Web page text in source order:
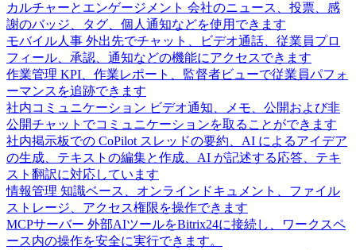
カルチャーとエンゲージメント 会社のニュース、投票、感
謝のバッジ、タグ、個人通知などを使用できます
モバイル人事 外出先でチャット、ビデオ通話、従業員プロ
フィール、承認、通知などの機能にアクセスできます
作業管理 KPI、作業レポート、監督者ビューで従業員パフォ
ーマンスを追跡できます
社内コミュニケーション ビデオ通知、メモ、公開および非
公開チャットでコミュニケーションを取ることができます
社内掲示板での CoPilot スレッドの要約、AI によるアイデア
の生成、テキストの編集と作成、AI が記述する応答、テキ
スト翻訳に対応しています
情報管理 知識ベース、オンラインドキュメント、ファイル
ストレージ、アクセス権限を操作できます
MCPサーバー 外部AIツールをBitrix24に接続し、ワークスペ
ース内の操作を安全に実行できます。